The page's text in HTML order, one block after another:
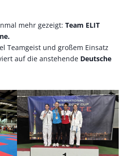
mehr gezeigt: Team ELIT
Teamgeist und großem Einsatz
auf die anstehende Deutsche